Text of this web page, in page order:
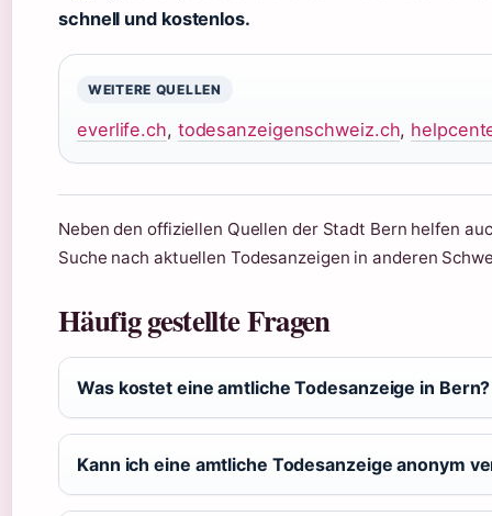
schnell und kostenlos.
WEITERE QUELLEN
everlife.ch, todesanzeigenschweiz.ch,
Neben den offiziellen Quellen der Stadt Bern helfen
Suche nach aktuellen Todesanzeigen in anderen
Häufig gestellte Fragen
Was kostet eine amtliche Todesanzeige in Bern?
Kann ich eine amtliche Todesanzeige anonym